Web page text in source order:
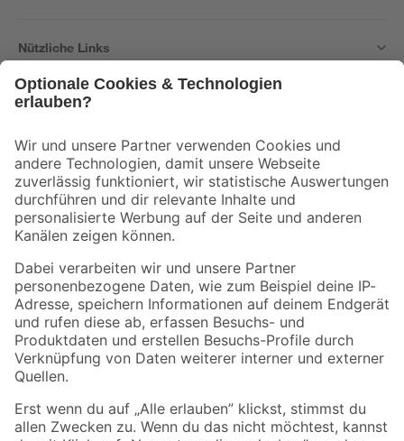
Nützliche Links
Der toom Newsletter: Keine Angebote und Aktionen mehr verpassen!
Zur Newsletter Anmeldung
Folge uns
Zahlungsarten Versandarten
Sicher einkaufen